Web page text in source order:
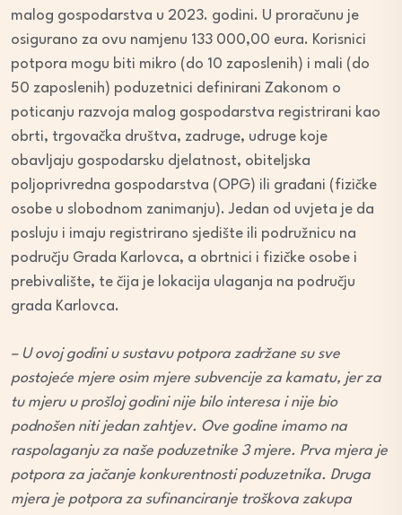
malog gospodarstva u 2023. godini. U proračunu je
osigurano za ovu namjenu 133 000,00 eura. Korisnici
potpora mogu biti mikro (do 10 zaposlenih) i mali (do
50 zaposlenih) poduzetnici definirani Zakonom o
poticanju razvoja malog gospodarstva registrirani kao
obrti, trgovačka društva, zadruge, udruge koje
obavljaju gospodarsku djelatnost, obiteljska
poljoprivredna gospodarstva (OPG) ili građani (fizičke
osobe u slobodnom zanimanju). Jedan od uvjeta je da
posluju i imaju registrirano sjedište ili podružnicu na
području Grada Karlovca, a obrtnici i fizičke osobe i
prebivalište, te čija je lokacija ulaganja na području
grada Karlovca.
– U ovoj godini u sustavu potpora zadržane su sve
postojeće mjere osim mjere subvencije za kamatu, jer za
tu mjeru u prošloj godini nije bilo interesa i nije bio
podnošen niti jedan zahtjev. Ove godine imamo na
raspolaganju za naše poduzetnike 3 mjere. Prva mjera je
potpora za jačanje konkurentnosti poduzetnika. Druga
mjera je potpora za sufinanciranje troškova zakupa